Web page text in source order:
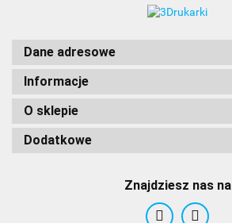
Dane adresowe
Informacje
O sklepie
Dodatkowe
Znajdziesz nas na